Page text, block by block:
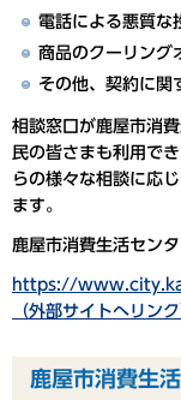
電話による悪質な
商品のクーリング
その他、契約に関
相談窓口が鹿屋市消
民の皆さまも利用で
らの様々な相談に応
ます。
鹿屋市消費生活セン
https://
（外部サイトへリンク
鹿屋市消費生